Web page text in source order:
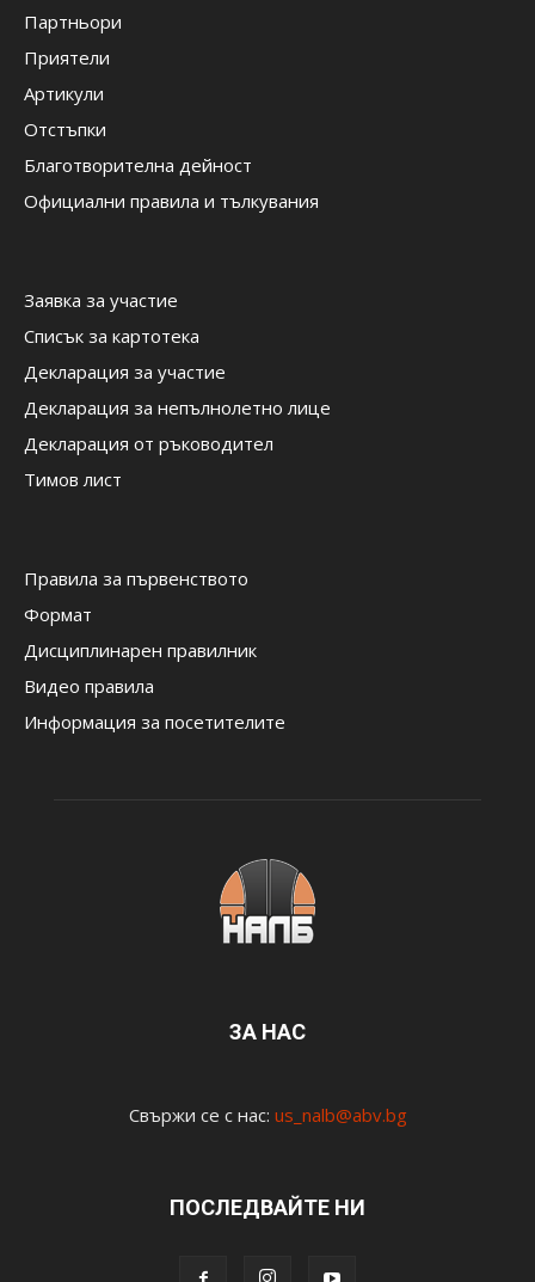
Партньори
Приятели
Артикули
Отстъпки
Благотворителна дейност
Официални правила и тълкувания
Заявка за участие
Списък за картотека
Декларация за участие
Декларация за непълнолетно лице
Декларация от ръководител
Тимов лист
Правила за първенството
Формат
Дисциплинарен правилник
Видео правила
Информация за посетителите
ЗА НАС
Свържи се с нас: us_nalb@abv.bg
ПОСЛЕДВАЙТЕ НИ